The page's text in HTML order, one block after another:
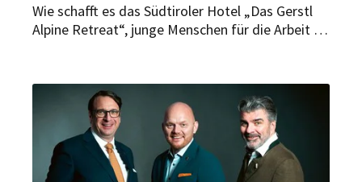
Wie schafft es das Südtiroler Hotel „Das Gerstl
Alpine Retreat“, junge Menschen für die Arbeit in
hin zur bedingungslosen Mitarbeiterorientierung
zeigt Helmut List, Führungsexperte und
Unternehmercoach von Kohl > Partner, worauf es
ankommt.